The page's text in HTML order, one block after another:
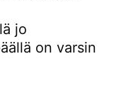
jo
on varsin